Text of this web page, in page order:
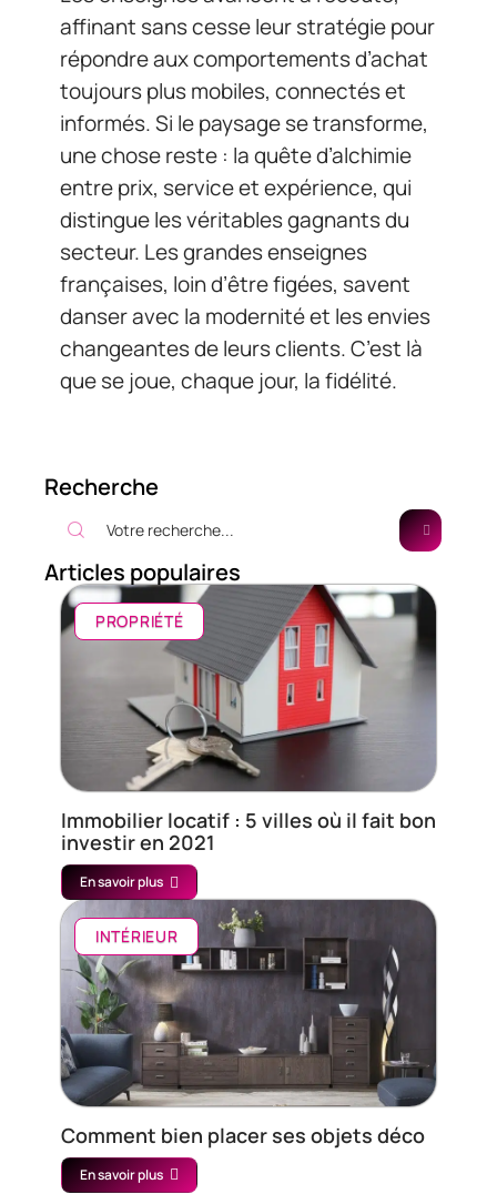
affinant sans cesse leur stratégie pour
répondre aux comportements d’achat
toujours plus mobiles, connectés et
informés. Si le paysage se transforme,
une chose reste : la quête d’alchimie
entre prix, service et expérience, qui
distingue les véritables gagnants du
secteur. Les grandes enseignes
françaises, loin d’être figées, savent
danser avec la modernité et les envies
changeantes de leurs clients. C’est là
que se joue, chaque jour, la fidélité.
Recherche
Articles populaires
PROPRIÉTÉ
Immobilier locatif : 5 villes où il fait bon
investir en 2021
En savoir plus
INTÉRIEUR
Comment bien placer ses objets déco
En savoir plus